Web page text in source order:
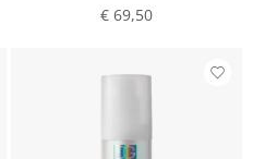
€ 69,50